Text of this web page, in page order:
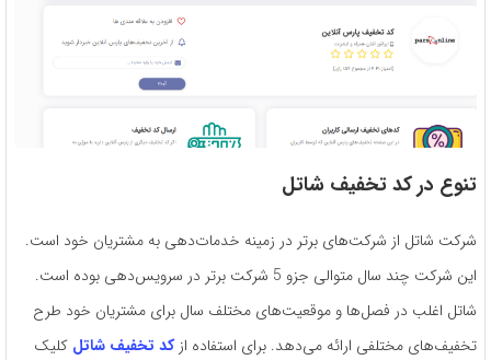
تنوع در کد تخفیف شاتل
شرکت شاتل از شرکت‌های برتر در زمینه خدمات‌دهی به مشتریان خود است.
این شرکت چند سال متوالی جزو 5 شرکت برتر در سرویس‌دهی بوده است.
شاتل اغلب در فصل‌ها و موقعیت‌های مختلف سال برای مشتریان خود طرح
تخفیف‌های مختلفی ارائه می‌دهد. برای استفاده ازکد تخفیف شاتل کلیک